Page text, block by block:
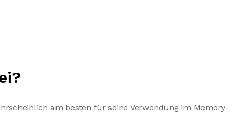
am besten für seine Verwendung im Memory-